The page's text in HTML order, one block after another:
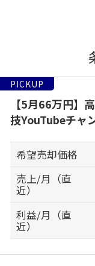
PICKUP
【5月66万円】
技YouTubeチャ
希望売却価格
売上/月（直
近）
利益/月（直
近）